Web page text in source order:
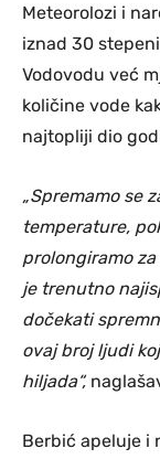
Meteorolozi i
iznad 30
Vodovodu već
količine vode
najtopliji dio
„Spremamo se
temperature,
prolongiramo
je trenutno
dočekati
ovaj broj ljudi
hiljada“,
Berbić apeluje i